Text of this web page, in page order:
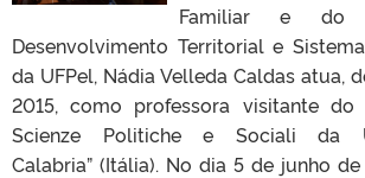
Familiar e do
Desenvolvimento Territorial e
da UFPel, Nádia Velleda Caldas atua,
2015, como professora visitante do
Scienze Politiche e Sociali da
Calabria” (Itália). No dia 5 de junho